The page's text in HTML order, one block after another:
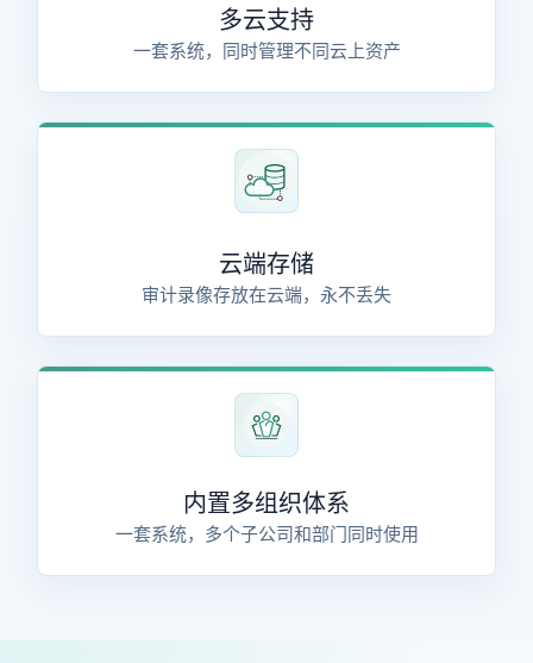
多云支持
一套系统，同时管理不同云上资产
云端存储
审计录像存放在云端，永不丢失
内置多组织体系
一套系统，多个子公司和部门同时使用